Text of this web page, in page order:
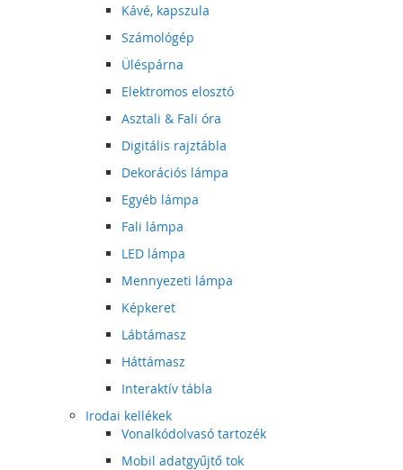
Kávé, kapszula
Számológép
Üléspárna
Elektromos elosztó
Asztali & Fali óra
Digitális rajztábla
Dekorációs lámpa
Egyéb lámpa
Fali lámpa
LED lámpa
Mennyezeti lámpa
Képkeret
Lábtámasz
Háttámasz
Interaktív tábla
Irodai kellékek
Vonalkódolvasó tartozék
Mobil adatgyűjtő tok